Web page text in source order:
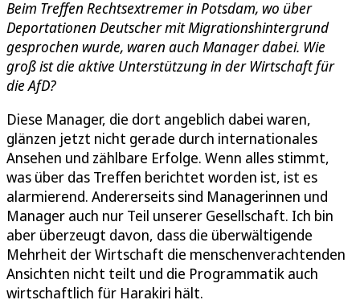
Beim Treffen Rechtsextremer in Potsdam, wo über
Deportationen Deutscher mit Migrationshintergrund
gesprochen wurde, waren auch Manager dabei. Wie
groß ist die aktive Unterstützung in der Wirtschaft für
die AfD?
Diese Manager, die dort angeblich dabei waren,
glänzen jetzt nicht gerade durch internationales
Ansehen und zählbare Erfolge. Wenn alles stimmt,
was über das Treffen berichtet worden ist, ist es
alarmierend. Andererseits sind Managerinnen und
Manager auch nur Teil unserer Gesellschaft. Ich bin
aber überzeugt davon, dass die überwältigende
Mehrheit der Wirtschaft die menschenverachtenden
Ansichten nicht teilt und die Programmatik auch
wirtschaftlich für Harakiri hält.